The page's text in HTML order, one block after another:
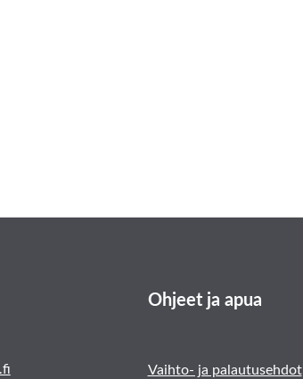
Ohjeet ja apua
Vaihto- ja palautusehdot